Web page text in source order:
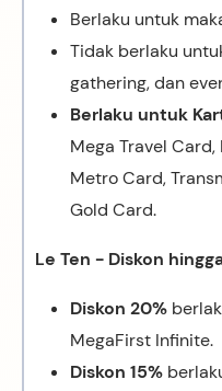
Berlaku untuk
Tidak berlaku
gathering, dan
Berlaku untuk
Mega Travel
Metro Card,
Gold Card.
Le Ten - Diskon
Diskon 20%
MegaFirst Infinite.
Diskon 15%